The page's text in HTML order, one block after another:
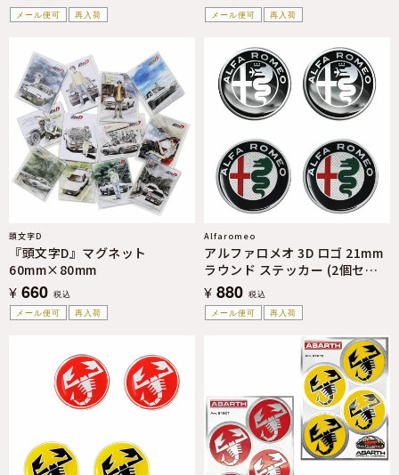
メール便可 再入荷
メール便可
再入荷
メール便可 再入荷
頭文字D
『頭文字D』マグネット
60mm×80mm
¥ 660 税込
メール便可
再入荷
Alfaromeo
アルファロメオ 3D ロゴ 21mm
ラウンド ステッカー (2個セッ
ト)
¥ 880 税込